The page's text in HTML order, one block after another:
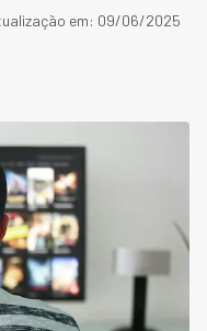
em: 09/06/2025